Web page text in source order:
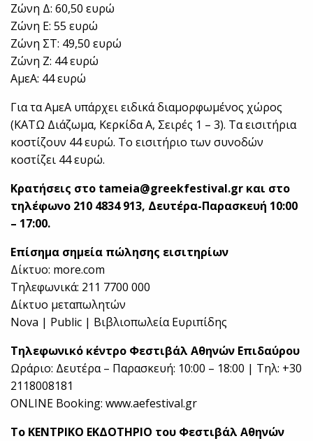
Ζώνη Δ: 60,50 ευρώ
Ζώνη E: 55 ευρώ
Ζώνη ΣΤ: 49,50 ευρώ
Ζώνη Ζ: 44 ευρώ
ΑμεΑ: 44 ευρώ
Για τα ΑμεΑ υπάρχει ειδικά διαμορφωμένος χώρος
(ΚΑΤΩ Διάζωμα, Κερκίδα Α, Σειρές 1 – 3). Τα εισιτήρια
κοστίζουν 44 ευρώ. Το εισιτήριο των συνοδών
κοστίζει 44 ευρώ.
Κρατήσεις στο tameia@greekfestival.gr και στο
τηλέφωνο 210 4834 913, Δευτέρα-Παρασκευή 10:00
– 17:00.
Επίσημα σημεία πώλησης εισιτηρίων
Δίκτυο: more.com
Τηλεφωνικά: 211 7700 000
Δίκτυο μεταπωλητών
Nova | Public | Βιβλιοπωλεία Ευριπίδης
Τηλεφωνικό κέντρο Φεστιβάλ Αθηνών Επιδαύρου
Ωράριο: Δευτέρα – Παρασκευή: 10:00 – 18:00 | Τηλ: +30
2118008181
ONLINE Booking: www.aefestival.gr
Το ΚΕΝΤΡΙΚΟ ΕΚΔΟΤΗΡΙΟ του Φεστιβάλ Αθηνών